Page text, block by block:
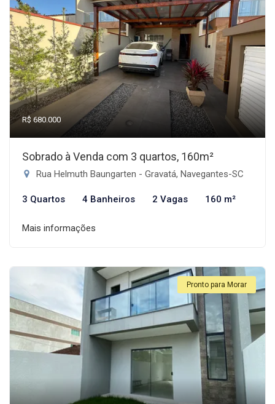
R$ 680.000
Sobrado à Venda com 3 quartos, 160m²
Rua Helmuth Baungarten - Gravatá, Navegantes-SC
3 Quartos 4 Banheiros 2 Vagas 160 m²
Mais informações
Pronto para Morar